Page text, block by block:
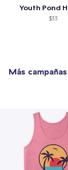
Youth Pond
$33
Más